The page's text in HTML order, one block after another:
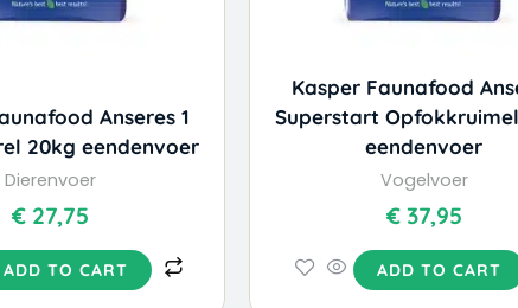
Anseres 1
20kg eendenvoer
Dierenvoer
€ 27,75
ADD TO CART
Kasper Faunafood
Superstart
eendenvoer
Vogelvoer
€37,95
ADD TO CART